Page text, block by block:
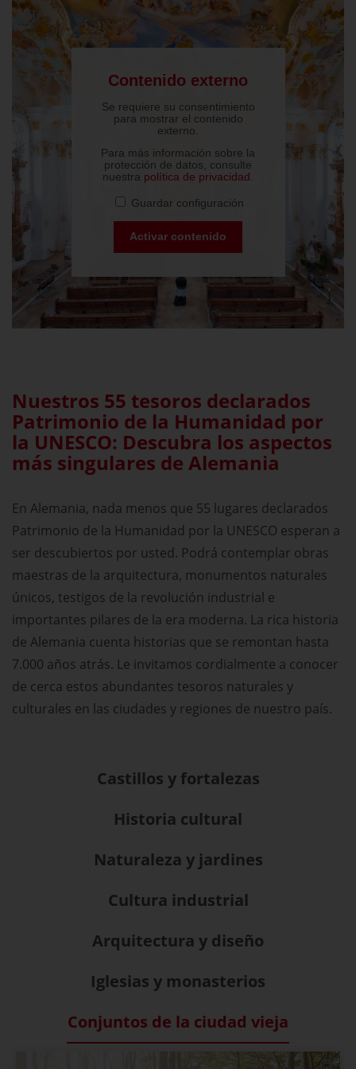
Nuestros 55 tesoros declarados
Patrimonio de la Humanidad por
la UNESCO: Descubra los aspectos
más singulares de Alemania
En Alemania, nada menos que 55 lugares declarados
Patrimonio de la Humanidad por la UNESCO esperan a
ser descubiertos por usted. Podrá contemplar obras
maestras de la arquitectura, monumentos naturales
únicos, testigos de la revolución industrial e
importantes pilares de la era moderna. La rica historia
de Alemania cuenta historias que se remontan hasta
7.000 años atrás. Le invitamos cordialmente a conocer
de cerca estos abundantes tesoros naturales y
culturales en las ciudades y regiones de nuestro país.
Castillos y fortalezas
Historia cultural
Naturaleza y jardines
Cultura industrial
Arquitectura y diseño
Iglesias y monasterios
Conjuntos de la ciudad vieja